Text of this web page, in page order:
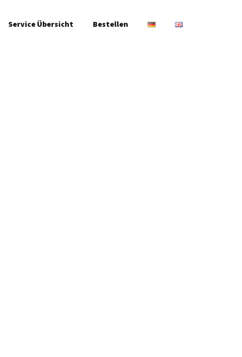
Service Übersicht Bestellen